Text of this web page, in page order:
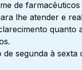
de farmacêuticos
lhe atender e
quanto
de segunda à sexta